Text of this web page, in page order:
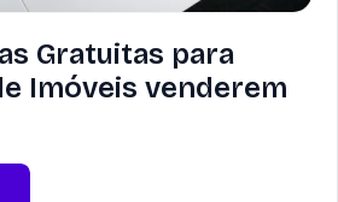
Gratuitas para
Imóveis venderem